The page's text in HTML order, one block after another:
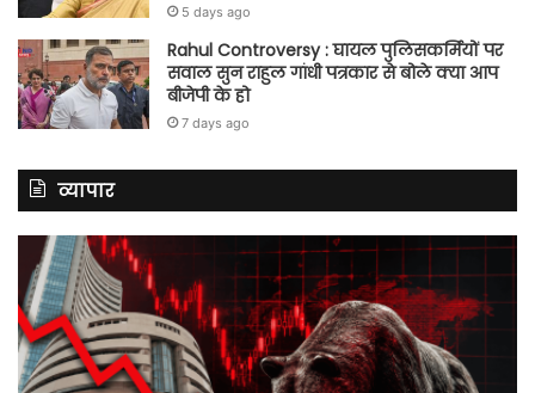
5 days ago
Rahul Controversy : घायल पुलिसकर्मियों पर
सवाल सुन राहुल गांधी पत्रकार से बोले क्या आप
बीजेपी के हो
7 days ago
व्यापार